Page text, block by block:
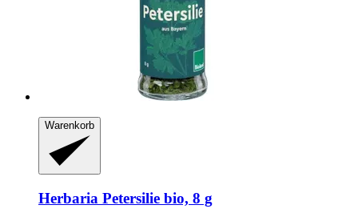
Warenkorb
Herbaria Petersilie bio, 8 g